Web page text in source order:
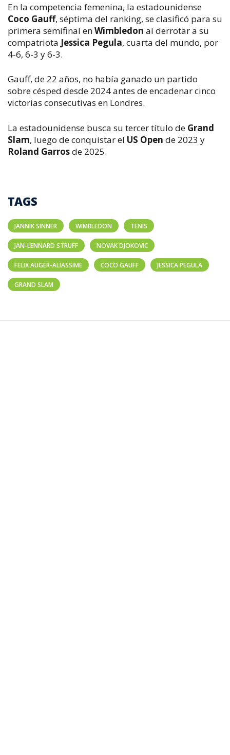
En la competencia femenina, la estadounidense
Coco Gauff, séptima del ranking, se clasificó para su
primera semifinal enWimbledon al derrotar a su
compatriota Jessica Pegula, cuarta del mundo, por
4-6, 6-3 y 6-3.
Gauff, de 22 años, no había ganado un partido
sobre césped desde 2024 antes de encadenar cinco
victorias consecutivas en Londres.
La estadounidense busca su tercer título de Grand
Slam, luego de conquistar el US Open de 2023 y
Roland Garrosde 2025.
TAGS
JANNIK SINNER WIMBLEDON TENIS
JAN-LENNARD STRUFF NOVAK DJOKOVIC
FELIX AUGER-ALIASSIME COCO GAUFF JESSICA PEGULA
GRAND SLAM